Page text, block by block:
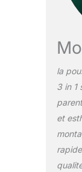
la
3 in 1
et